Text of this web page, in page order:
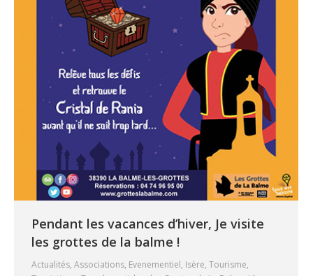
Pendant les vacances d’hiver, Je visite
les grottes de la balme !
Actualités, Associations, Evenementiel, Isère, Tourisme,